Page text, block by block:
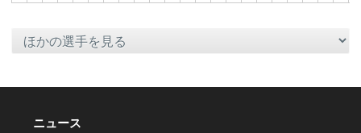
ニュース